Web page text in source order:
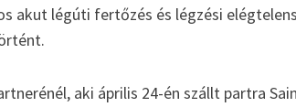
akut légúti fertőzés és légzési
aki április 24-én szállt partra